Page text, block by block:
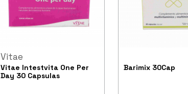
Vitae
Vitae Intestvita One Per
Day 30 Capsulas
Barimix 30Cap